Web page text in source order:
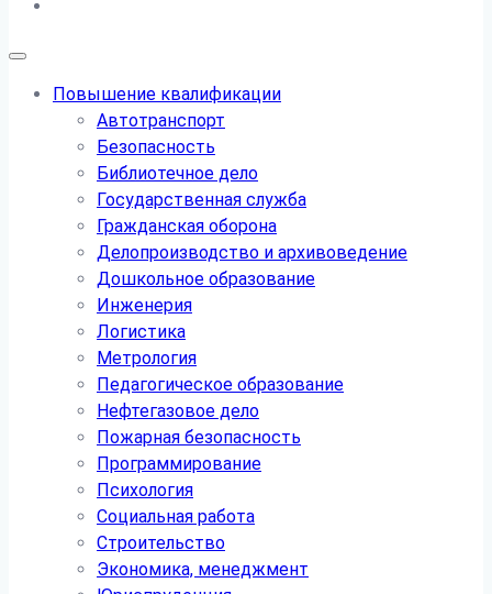
Повышение квалификации
Автотранспорт
Безопасность
Библиотечное дело
Государственная служба
Гражданская оборона
Делопроизводство и архивоведение
Дошкольное образование
Инженерия
Логистика
Метрология
Педагогическое образование
Нефтегазовое дело
Пожарная безопасность
Программирование
Психология
Социальная работа
Строительство
Экономика, менеджмент